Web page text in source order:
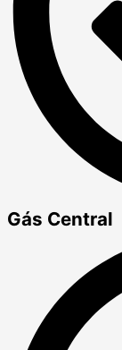
Gás Central